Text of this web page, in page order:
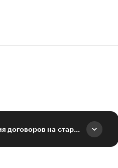
Вадим Войников о тонкостях оформления договоров на старте бизнеса